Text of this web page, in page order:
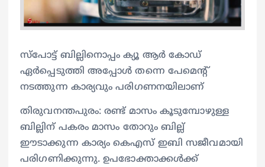
സ്പോട്ട് ബില്ലിനൊപ്പം ക്യൂ ആർ കോഡ്
ഏര്‍പ്പെടുത്തി അപ്പോള്‍ തന്നെ പേമെന്‍റ്
നടത്തുന്ന കാര്യവും പരിഗണനയിലാണ്
തിരുവനന്തപുരം: രണ്ട് മാസം കൂടുമ്പോഴുള്ള
ബില്ലിന് പകരം മാസം തോറും ബില്ല്
ഈടാക്കുന്ന കാര്യം കെഎസ് ഇബി സജീവമായി
പരിഗണിക്കുന്നു. ഉപഭോക്താക്കള്‍ക്ക്